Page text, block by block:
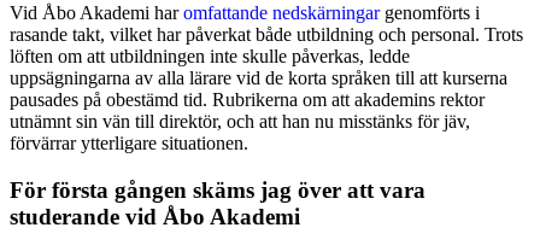
Vid Åbo Akademi haromfattande nedskärningar genomförts i
rasande takt, vilket har påverkat både utbildning och personal. Trots
löften om att utbildningen inte skulle påverkas, ledde
uppsägningarna av alla lärare vid de korta språken till att kurserna
pausades på obestämd tid. Rubrikerna om att akademins rektor
utnämnt sin vän till direktör, och att han nu misstänks för jäv,
förvärrar ytterligare situationen.
För första gången skäms jag över att vara
studerande vid Åbo Akademi